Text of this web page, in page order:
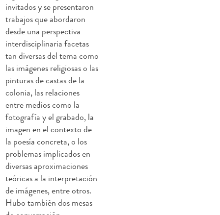
invitados y se presentaron
trabajos que abordaron
desde una perspectiva
interdisciplinaria facetas
tan diversas del tema como
las imágenes religiosas o las
pinturas de castas de la
colonia, las relaciones
entre medios como la
fotografía y el grabado, la
imagen en el contexto de
la poesía concreta, o los
problemas implicados en
diversas aproximaciones
teóricas a la interpretación
de imágenes, entre otros.
Hubo también dos mesas